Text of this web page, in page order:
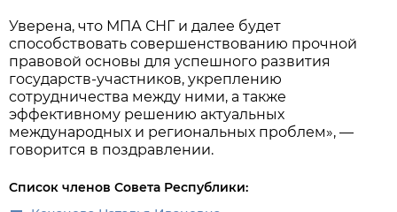
Уверена, что МПА СНГ и далее будет
способствовать совершенствованию прочной
правовой основы для успешного развития
государств-участников, укреплению
сотрудничества между ними, а также
эффективному решению актуальных
международных и региональных проблем», —
говорится в поздравлении.
Список членов Совета Республики: